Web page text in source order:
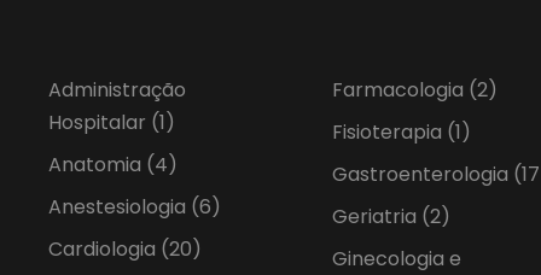
Administração
Hospitalar (1)
Anatomia (4)
Anestesiologia (6)
Cardiologia (20)
Farmacologia (2)
Fisioterapia (1)
Gastroenterologia
Geriatria (2)
Ginecologia e